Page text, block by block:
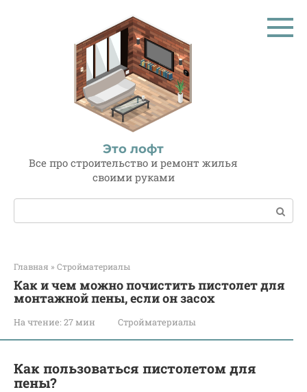
Это лофт
Все про строительство и ремонт жилья
своими руками
Поиск:
Главная » Стройматериалы
Как и чем можно почистить пистолет для
монтажной пены, если он засох
На чтение: 27 мин Стройматериалы
Как пользоваться пистолетом для
пены?